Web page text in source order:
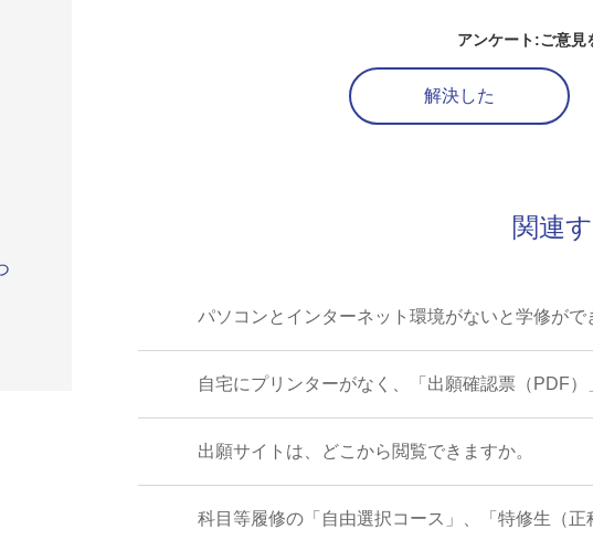
アンケート:ご意見
解決した
関連
パソコンとインターネット環境がないと学修がで
自宅にプリンターがなく、「出願確認票（PDF
出願サイトは、どこから閲覧できますか。
科目等履修の「自由選択コース」、「特修生（